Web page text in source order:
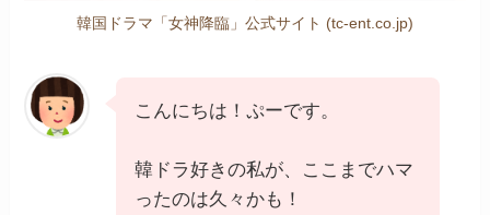
韓国ドラマ「女神降臨」公式サイト (tc-ent.co.jp)
こんにちは！ぷーです。
韓ドラ好きの私が、ここまでハマ
ったのは久々かも！